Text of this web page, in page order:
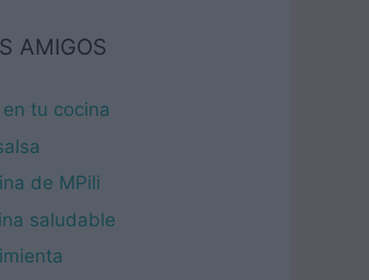
AMIGOS
tu cocina
de MPili
saludable